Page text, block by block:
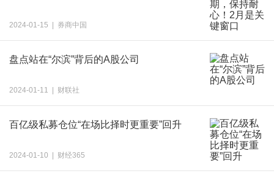
2024-01-15 | 券商中国
盘点站在“尔滨”背后的A股公司
2024-01-11 | 财联社
百亿级私募仓位“在场比择时更重要”回升
2024-01-10 | 财经365